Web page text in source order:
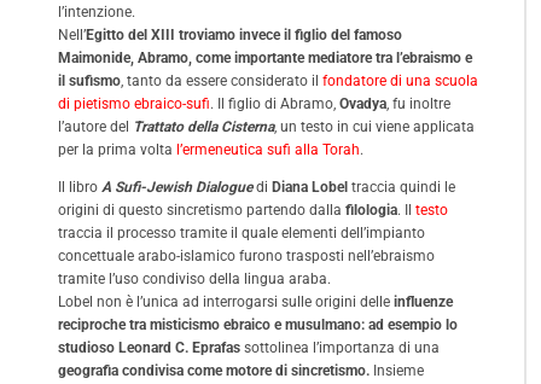
l’intenzione.
Nell’Egitto del XIII troviamo invece il figlio del famoso
Maimonide, Abramo, come importante mediatore tra l’ebraismo e
il sufismo, tanto da essere considerato il fondatore di una scuola
di pietismo ebraico-suf. Il figlio di Abramo, Ovadya, fu inoltre
l’autore del Trattato della Cisterna, un testo in cui viene applicata
per la prima volta l’ermeneutica sufi alla Torah.
Il libro A Sufi-Jewish Dialoguedi Diana Lobel traccia quindi le
origini di questo sincretismo partendo dalla filologia. Il testo
traccia il processo tramite il quale elementi dell’impianto
concettuale arabo-islamico furono trasposti nell’ebraismo
tramite l’uso condiviso della lingua araba.
Lobel non è l’unica ad interrogarsi sulle origini delle influenze
reciproche tra misticismo ebraico e musulmano: ad esempio lo
studioso Leonard C. Eprafas sottolinea l’importanza di una
geografia condivisa come motore di sincretismo. Insieme